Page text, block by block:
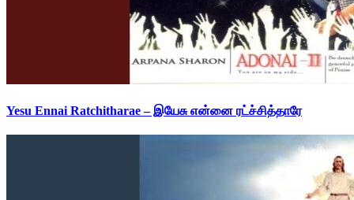
Yesu Ennai Ratchitharae – இயேசு என்னை ரட்ச்சித்தாரே